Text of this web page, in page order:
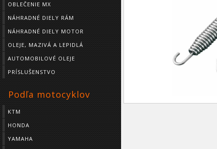
OBLEČENIE MX
NÁHRADNÉ DIELY RÁM
NÁHRADNÉ DIELY MOTOR
OLEJE, MAZIVÁ A LEPIDLÁ
AUTOMOBILOVÉ OLEJE
PRÍSLUŠENSTVO
Podľa motocyklov
KTM
HONDA
YAMAHA